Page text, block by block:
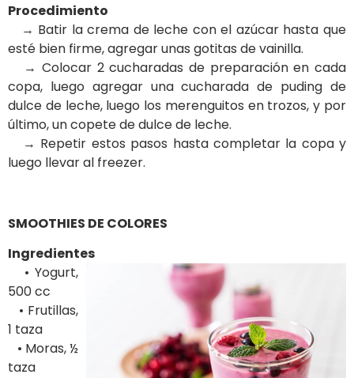
Procedimiento
→ Batir la crema de leche con el azúcar hasta que
esté bien firme, agregar unas gotitas de vainilla.
→ Colocar 2 cucharadas de preparación en cada
copa, luego agregar una cucharada de puding de
dulce de leche, luego los merenguitos en trozos, y por
último, un copete de dulce de leche.
→ Repetir estos pasos hasta completar la copa y
luego llevar al freezer.
SMOOTHIES DE COLORES
Ingredientes
• Yogurt,
500 cc
• Frutillas,
1 taza
• Moras, ½
taza